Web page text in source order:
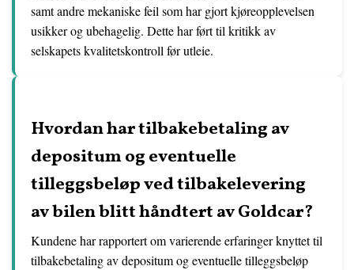
samt andre mekaniske feil som har gjort kjøreopplevelsen
usikker og ubehagelig. Dette har ført til kritikk av
selskapets kvalitetskontroll før utleie.
Hvordan har tilbakebetaling av
depositum og eventuelle
tilleggsbeløp ved tilbakelevering
av bilen blitt håndtert av Goldcar?
Kundene har rapportert om varierende erfaringer knyttet til
tilbakebetaling av depositum og eventuelle tilleggsbeløp